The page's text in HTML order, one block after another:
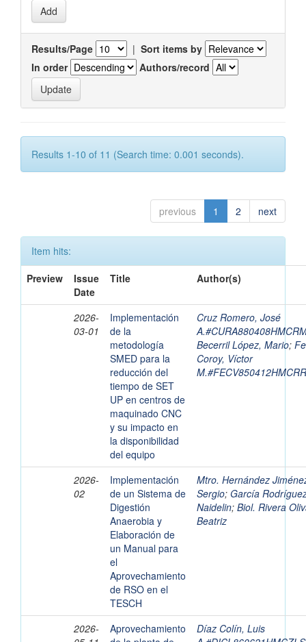
Results/Page | Sort items by
In order
Authors/record
Results 1-10 of 11 (Search time: 0.001 seconds).
previous 1 2 next
Item hits:
Preview
Issue
Date
Title Author(s)
2026-
03-01
Implementación
de la
metodología
SMED para la
reducción del
tiempo de SET
UP en centros de
maquinado CNC
y su impacto en
la disponibilidad
del equipo
Cruz Romero, José
Becerril López, Mario;
Coroy, Víctor
2026-
02
Implementación
de un Sistema de
Digestión
Anaerobia y
Elaboración de
un Manual para
el
Aprovechamiento
de RSO en el
TESCH
Mtro. Hernández
Sergio; García
Naidelin; Biol. Rivera
Beatriz
2026-
Aprovechamiento
Díaz Colín, Luis